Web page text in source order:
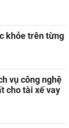
khỏe trên từng
vụ công nghệ
cho tài xế vay